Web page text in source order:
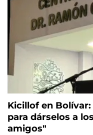
Kicillof en
para dárselos a
amigos"